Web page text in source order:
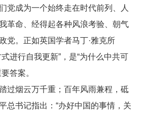
党成为一个始终走在时代前列、人
革命、经得起各种风浪考验、朝气
党。正如英国学者马丁·雅克所
进行自我更新”，是“为什么中共可
答案。
烟云万千重；百年风雨兼程，砥
总书记指出：“办好中国的事情，关